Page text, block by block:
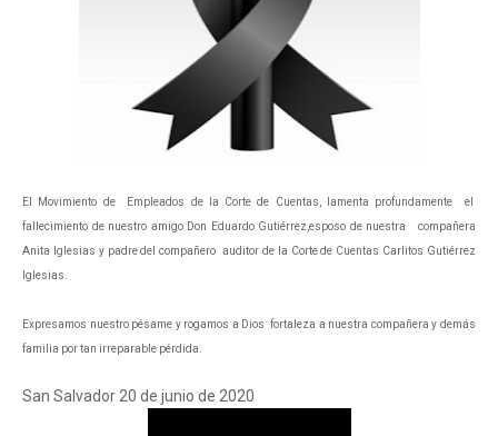
El Movimiento de Empleados de la Corte de Cuentas, lamenta profundamente el
fallecimiento de nuestro amigo Don Eduardo Gutiérrez,esposo de nuestra compañera
Anita Iglesias y padre del compañero auditor de la Corte de Cuentas Carlitos Gutiérrez
Iglesias.
Expresamos nuestro pésame y rogamos a Dios fortaleza a nuestra compañera y demás
familia por tan irreparable pérdida.
San Salvador 20 de junio de 2020